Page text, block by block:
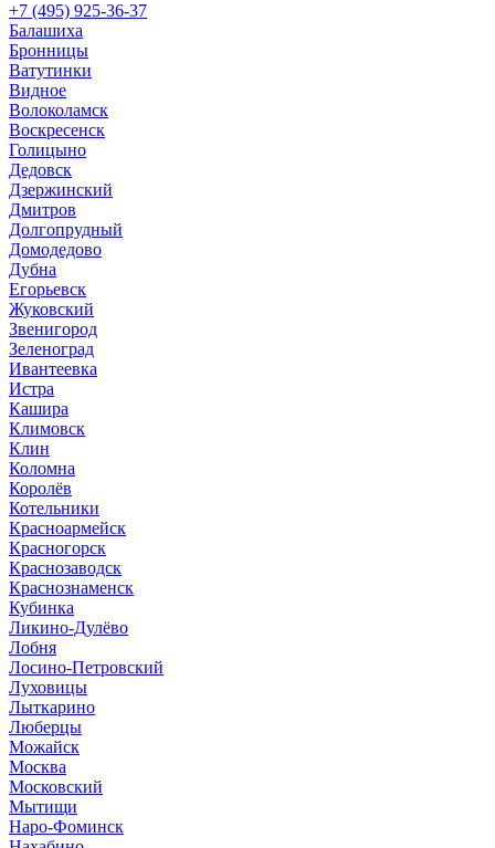
+7 (495) 925-36-37
Балашиха
Бронницы
Ватутинки
Видное
Волоколамск
Воскресенск
Голицыно
Дедовск
Дзержинский
Дмитров
Долгопрудный
Домодедово
Дубна
Егорьевск
Жуковский
Звенигород
Зеленоград
Ивантеевка
Истра
Кашира
Климовск
Клин
Коломна
Королёв
Котельники
Красноармейск
Красногорск
Краснозаводск
Краснознаменск
Кубинка
Ликино-Дулёво
Лобня
Лосино-Петровский
Луховицы
Лыткарино
Люберцы
Можайск
Москва
Московский
Мытищи
Наро-Фоминск